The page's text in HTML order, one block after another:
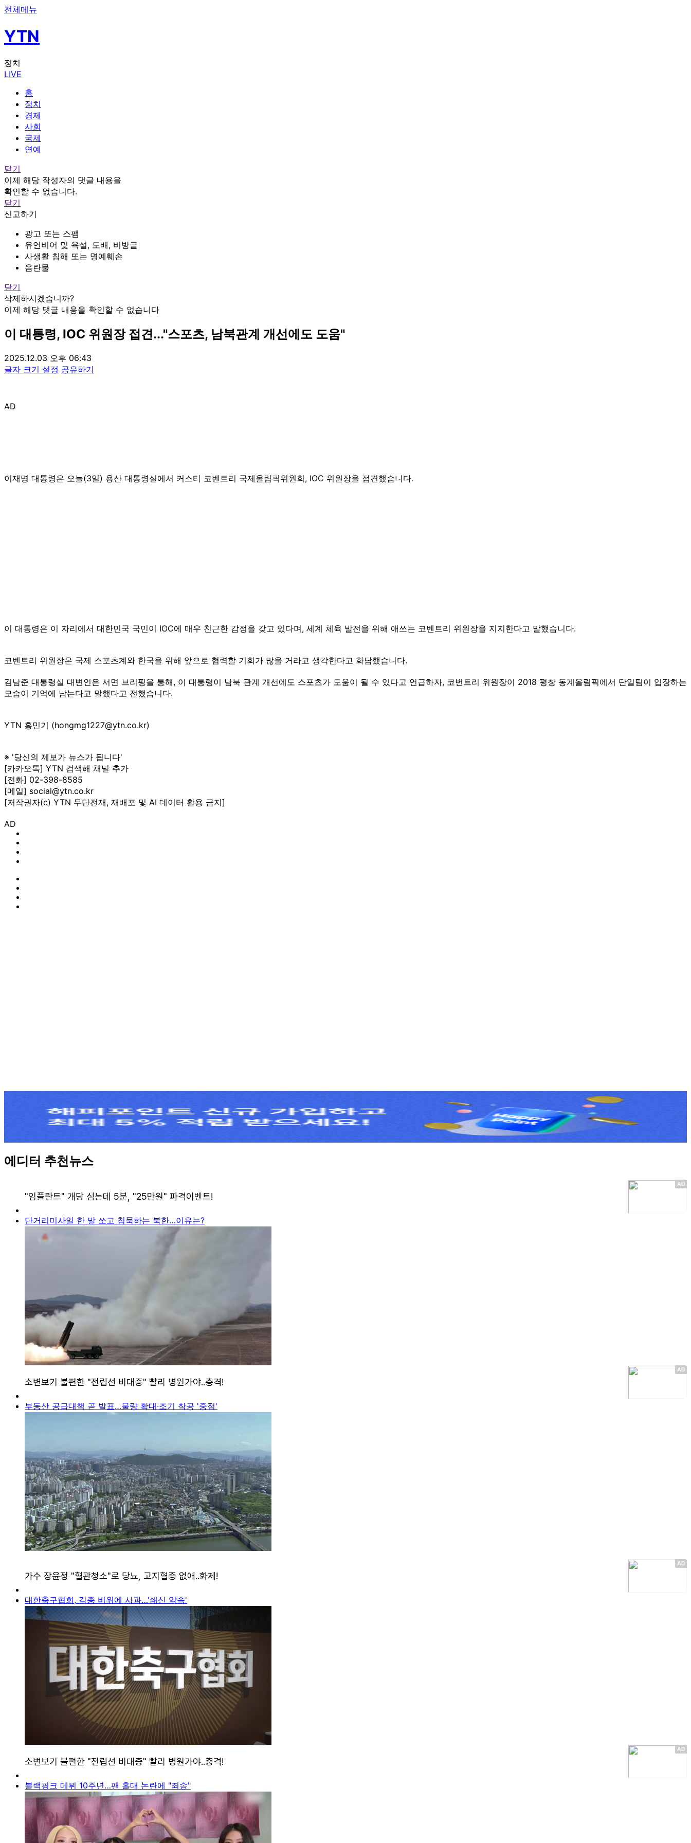
전체메뉴
YTN
정치
LIVE
홈
정치
경제
사회
국제
연예
닫기
이제 해당 작성자의 댓글 내용을
확인할 수 없습니다.
닫기
신고하기
광고 또는 스팸
유언비어 및 욕설, 도배, 비방글
사생활 침해 또는 명예훼손
음란물
닫기
삭제하시겠습니까?
이제 해당 댓글 내용을 확인할 수 없습니다
이 대통령, IOC 위원장 접견..."스포츠, 남북관계 개선에도 도움"
2025.12.03 오후 06:43
글자 크기 설정 공유하기
AD
이재명 대통령은 오늘(3일) 용산 대통령실에서 커스티 코벤트리 국제올림픽위원회, IOC 위원장을 접견했습니다.
이 대통령은 이 자리에서 대한민국 국민이 IOC에 매우 친근한 감정을 갖고 있다며, 세계 체육 발전을 위해 애쓰는 코벤트리 위원장을 지지한다고 말했습니다.
코벤트리 위원장은 국제 스포츠계와 한국을 위해 앞으로 협력할 기회가 많을 거라고 생각한다고 화답했습니다.
김남준 대통령실 대변인은 서면 브리핑을 통해, 이 대통령이 남북 관계 개선에도 스포츠가 도움이 될 수 있다고 언급하자, 코번트리 위원장이 2018 평창 동계올림픽에서 단일팀이 입장하는
모습이 기억에 남는다고 말했다고 전했습니다.
YTN 홍민기 (hongmg1227@ytn.co.kr)
※ '당신의 제보가 뉴스가 됩니다'
[카카오톡] YTN 검색해 채널 추가
[전화] 02-398-8585
[메일] social@ytn.co.kr
[저작권자(c) YTN 무단전재, 재배포 및 AI 데이터 활용 금지]
AD
에디터 추천뉴스
단거리미사일 한 발 쏘고 침묵하는 북한…이유는?
부동산 공급대책 곧 발표…물량 확대·조기 착공 '중점'
대한축구협회, 각종 비위에 사과…'쇄신 약속'
블랙핑크 데뷔 10주년…팬 홀대 논란에 "죄송"